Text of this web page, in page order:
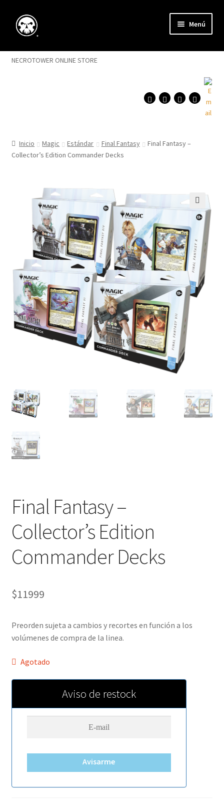
Saltar
al
Menú
Magic
Juegos
NECROTOWER ONLINE STORE
Inicio Magic Estándar Final Fantasy
Final Fantasy –
Collector’s Edition Commander Decks
🔍
Final Fantasy –
Collector’s Edition
Commander Decks
$11999
Preorden sujeta a cambios y recortes en función a los
volúmenes de compra de la linea.
Agotado
Aviso de restock
Avisarme